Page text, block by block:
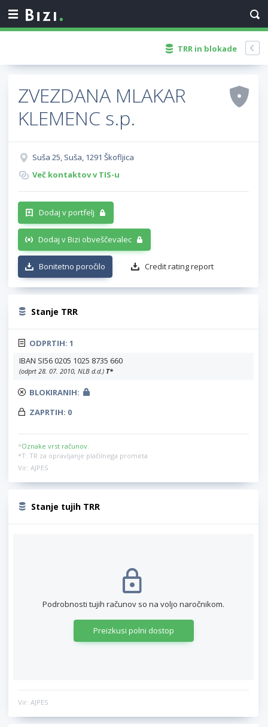
TRR in blokade
ZVEZDANA MLAKAR
KLEMENC s.p.
Suša 25, Suša, 1291 Škofljica
Več kontaktov v TIS-u
Dodaj v portfelj
Dodaj v Bizi obveščevalec
Bonitetno poročilo Credit rating report
Stanje TRR
ODPRTIH: 1
IBAN SI56 0205 1025 8735 660
(odprt 28. 07. 2010, NLB d.d.) T*
BLOKIRANIH:
ZAPRTIH: 0
*Oznake vrst računov:
*T: TR za opravljanje plačilnega prometa
Vir: AJPES
Stanje tujih TRR
Podrobnosti tujih računov so na voljo naročnikom.
Preizkusi polni dostop
Vir: AJPES